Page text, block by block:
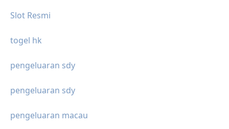
Slot Resmi
togel hk
pengeluaran sdy
pengeluaran sdy
pengeluaran macau